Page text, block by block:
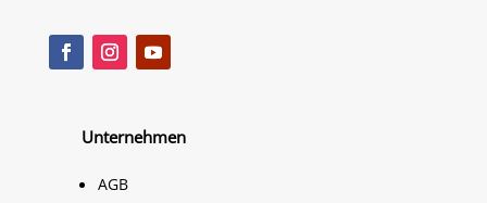
Unternehmen
AGB